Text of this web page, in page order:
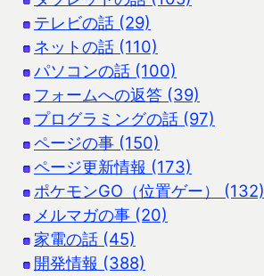
テレビの話 (29)
ネットの話 (110)
パソコンの話 (100)
フォームへの返答 (39)
プログラミングの話 (97)
ページの事 (150)
ページ更新情報 (173)
ポケモンGO（位置ゲー） (132)
メルマガの事 (20)
家電の話 (45)
開発情報 (388)